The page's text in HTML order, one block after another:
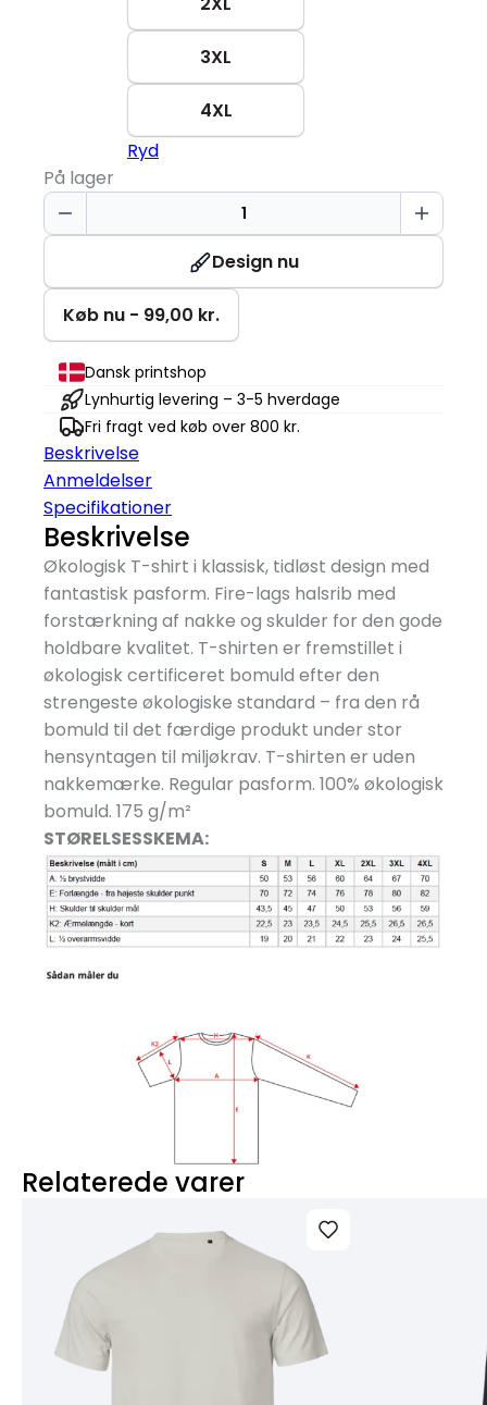
3XL
4XL
Ryd
På lager
T-
shirt
Økologisk
antal
Design nu
Køb nu - 99,00 kr.
Dansk printshop
Lynhurtig levering – 3-5 hverdage
Fri fragt ved køb over 800 kr.
Beskrivelse
Anmeldelser
Specifikationer
Beskrivelse
Økologisk T-shirt i klassisk, tidløst design med
fantastisk pasform. Fire-lags halsrib med
forstærkning af nakke og skulder for den gode
holdbare kvalitet. T-shirten er fremstillet i
økologisk certificeret bomuld efter den
strengeste økologiske standard – fra den rå
bomuld til det færdige produkt under stor
hensyntagen til miljøkrav. T-shirten er uden
nakkemærke. Regular pasform. 100% økologisk
bomuld. 175 g/m²
STØRELSESSKEMA:
Relaterede varer